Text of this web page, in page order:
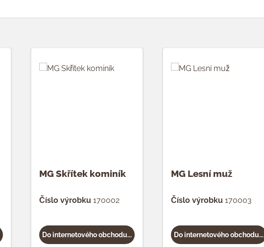
MG Skřítek kominík
Číslo výrobku170002
Do internetového obchodu...
MG Lesní muž
Číslo výrobku170003
Do internetového obchodu...